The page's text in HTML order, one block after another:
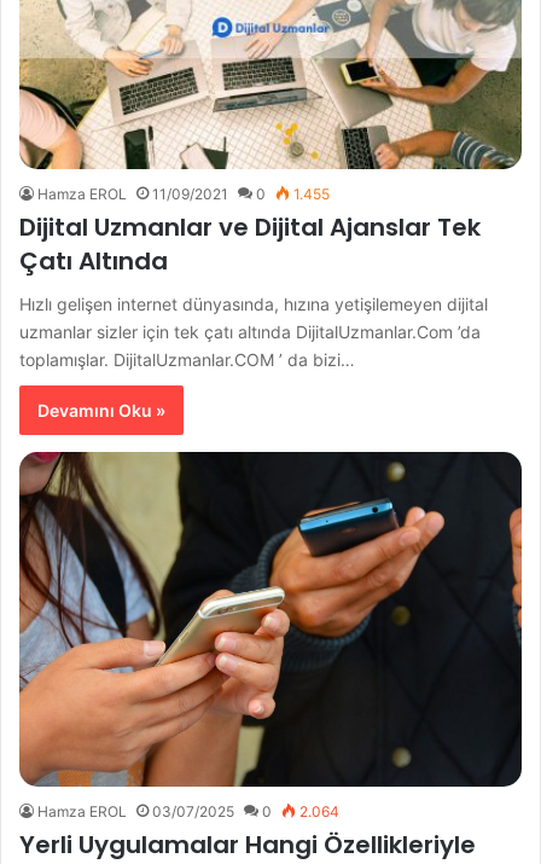
Hamza EROL 11/09/2021 0 1.455
Dijital Uzmanlar ve Dijital Ajanslar Tek
Çatı Altında
Hızlı gelişen internet dünyasında, hızına yetişilemeyen dijital
uzmanlar sizler için tek çatı altında DijitalUzmanlar.Com ’da
toplamışlar. DijitalUzmanlar.COM ’ da bizi…
Devamını Oku »
Hamza EROL 03/07/2025 0 2.064
Yerli Uygulamalar Hangi Özellikleriyle